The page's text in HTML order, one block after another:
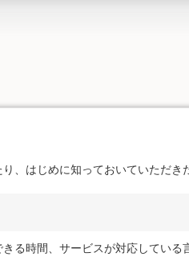
、はじめに知っておいていただき
る時間、サービスが対応してい